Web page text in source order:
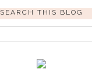
SEARCH THIS BLOG